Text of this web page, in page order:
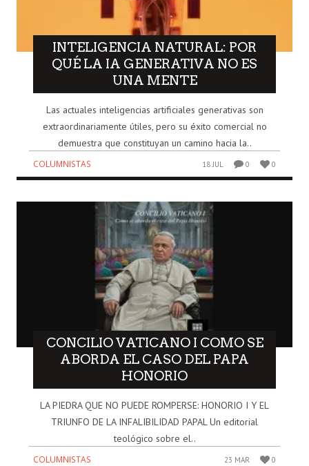
INTELIGENCIA NATURAL: POR
QUÉ LA IA GENERATIVA NO ES
UNA MENTE
Las actuales inteligencias artificiales generativas son
extraordinariamente útiles, pero su éxito comercial no
demuestra que constituyan un camino hacia la..
COLUMNISTAS 18 JUL 0 0
CONCILIO VATICANO I COMO SE
ABORDA EL CASO DEL PAPA
HONORIO
LA PIEDRA QUE NO PUEDE ROMPERSE: HONORIO I Y EL
TRIUNFO DE LA INFALIBILIDAD PAPAL Un editorial
teológico sobre el..
COLUMNISTAS 23 MAR 0